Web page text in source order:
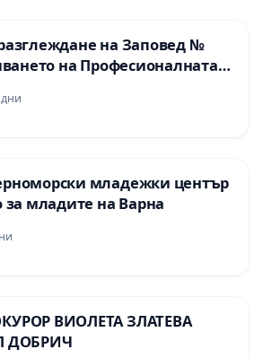
на Заповед №
на Професионалната
технологии в
гимназия по икономика и
Пазарджик
младежки център
за младите на Варна
ВИОЛЕТА ЗЛАТЕВА
ДОБРИЧ